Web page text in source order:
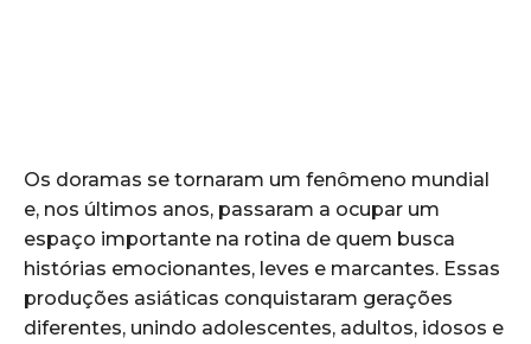
Os doramas se tornaram um fenômeno mundial
e, nos últimos anos, passaram a ocupar um
espaço importante na rotina de quem busca
histórias emocionantes, leves e marcantes. Essas
produções asiáticas conquistaram gerações
diferentes, unindo adolescentes, adultos, idosos e